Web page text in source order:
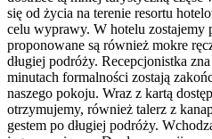
się od życia na terenie resortu
celu wyprawy. W hotelu zostajemy
proponowane są również mokre
długiej podróży. Recepcjonistka
minutach formalności zostają
naszego pokoju. Wraz z kartą
otrzymujemy, również talerz z
gestem po długiej podróży.